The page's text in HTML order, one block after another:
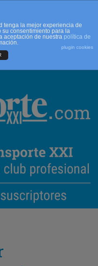
tenga la mejor experiencia de
consentimiento para la
aceptación de nuestra política de
plugin cookies